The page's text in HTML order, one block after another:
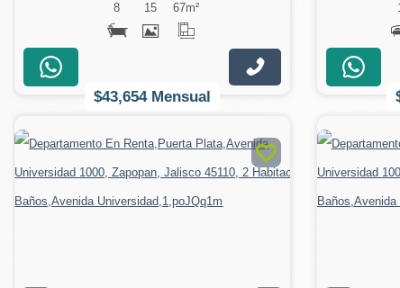
8 15 67m²
$43,654 Mensual